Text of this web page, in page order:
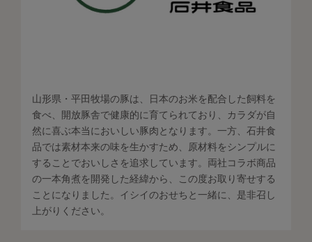
山形県・平田牧場の豚は、日本のお米を配合した飼料を
食べ、開放豚舎で健康的に育てられており、カラダが自
然に喜ぶ本当においしい豚肉となります。一方、石井食
品では素材本来の味を生かすため、原材料をシンプルに
することでおいしさを追求しています。両社コラボ商品
の一本角煮を開発した経緯から、この度お取り寄せする
ことになりました。イシイのおせちと一緒に、是非召し
上がりください。